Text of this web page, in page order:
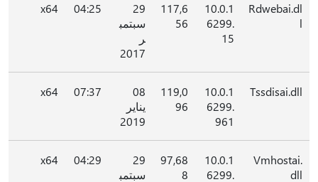
Rdwebai.dl
l
10.0.1
6299.
15
117,6
56
29
سبتمب
ر
2017
04:25
x64
Tssdisai.dll
10.0.1
6299.
961
119,0
96
08
يناير
2019
07:37
x64
Vmhostai.
dll
10.0.1
6299.
97,68
8
29
سبتمب
04:29
x64